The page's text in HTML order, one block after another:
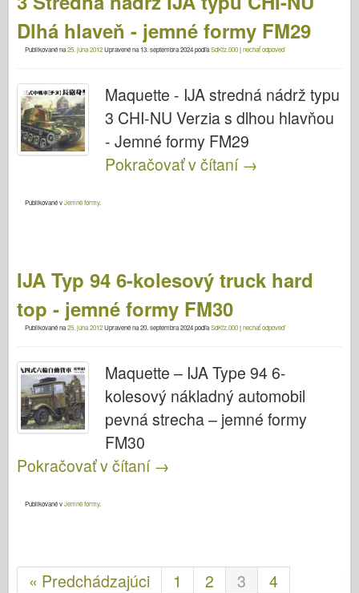
Dlhá hlaveň - jemné formy FM29
Publikované na25. júna 2012Upravené na 13. septembra 2024podľaSdKfz.000|nechať odpoveď
Maquette - IJA stredná nádrž typu
3 CHI-NU Verzia s dlhou hlavňou
- Jemné formy FM29
Pokračovať v čítaní →
Publikované vJemné formy.
IJA Typ 94 6-kolesový truck hard
top - jemné formy FM30
Publikované na25. júna 2012Upravené na20. septembra 2024podľaSdKfz.000|nechať odpoveď
Maquette – IJA Type 94 6-
kolesový nákladný automobil
pevná strecha – jemné formy
FM30
Pokračovať v čítaní →
Publikované vJemné formy.
« Predchádzajúci 1 2 3
4